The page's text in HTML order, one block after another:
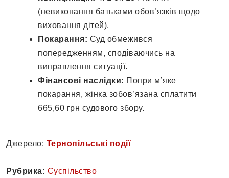
(невиконання батьками обов’язків щодо
виховання дітей).
Покарання: Суд обмежився
попередженням, сподіваючись на
виправлення ситуації.
Фінансові наслідки: Попри м’яке
покарання, жінка зобов’язана сплатити
665,60 грн судового збору.
Джерело: Тернопільські події
Рубрика: Суспільство